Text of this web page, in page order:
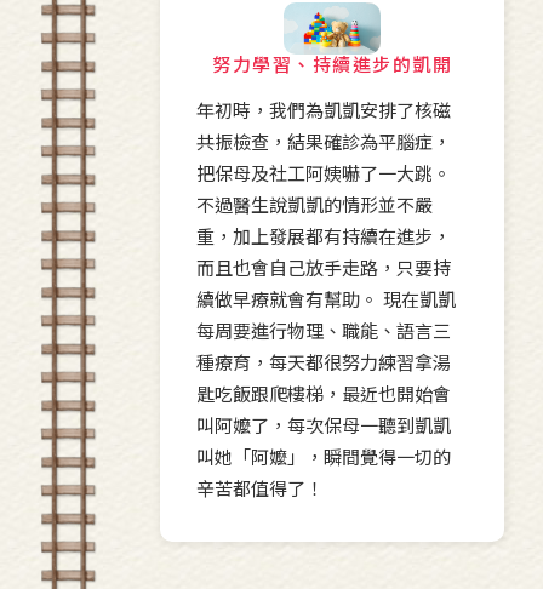
努力學習、持續進步的凱開
年初時，我們為凱凱安排了核磁
共振檢查，結果確診為平腦症，
把保母及社工阿姨嚇了一大跳。
不過醫生說凱凱的情形並不嚴
重，加上發展都有持續在進步，
而且也會自己放手走路，只要持
續做早療就會有幫助。 現在凱凱
每周要進行物理、職能、語言三
種療育，每天都很努力練習拿湯
匙吃飯跟爬樓梯，最近也開始會
叫阿嬤了，每次保母一聽到凱凱
叫她「阿嬤」，瞬間覺得一切的
辛苦都值得了！